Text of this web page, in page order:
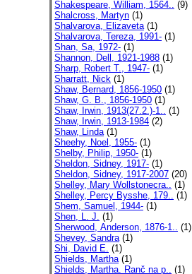
Shakespeare, William, 1564.. (9)
Shalcross, Martyn (1)
Shalvarova, Elizaveta(1)
Shalvarova, Tereza, 1991- (1)
Shan, Sa, 1972- (1)
Shannon, Dell, 1921-1988 (1)
Sharp, Robert T., 1947- (1)
Sharratt, Nick (1)
Shaw, Bernard, 1856-1950 (1)
Shaw, G. B., 1856-1950 (1)
Shaw, Irwin, 1913(27.2.)-1.. (1)
Shaw, Irwin, 1913-1984 (2)
Shaw, Linda(1)
Sheehy, Noel, 1955- (1)
Shelby, Philip, 1950- (1)
Sheldon, Sidney, 1917- (1)
Sheldon, Sidney, 1917-2007 (20)
Shelley, Mary Wollstonecra.. (1)
Shelley, Percy Bysshe, 179.. (1)
Shem, Samuel, 1944- (1)
Shen, L. J. (1)
Sherwood, Anderson, 1876-1.. (1)
Shevey, Sandra(1)
Shi, David E. (1)
Shields, Martha(1)
Shields, Martha. Ranč na p.. (1)